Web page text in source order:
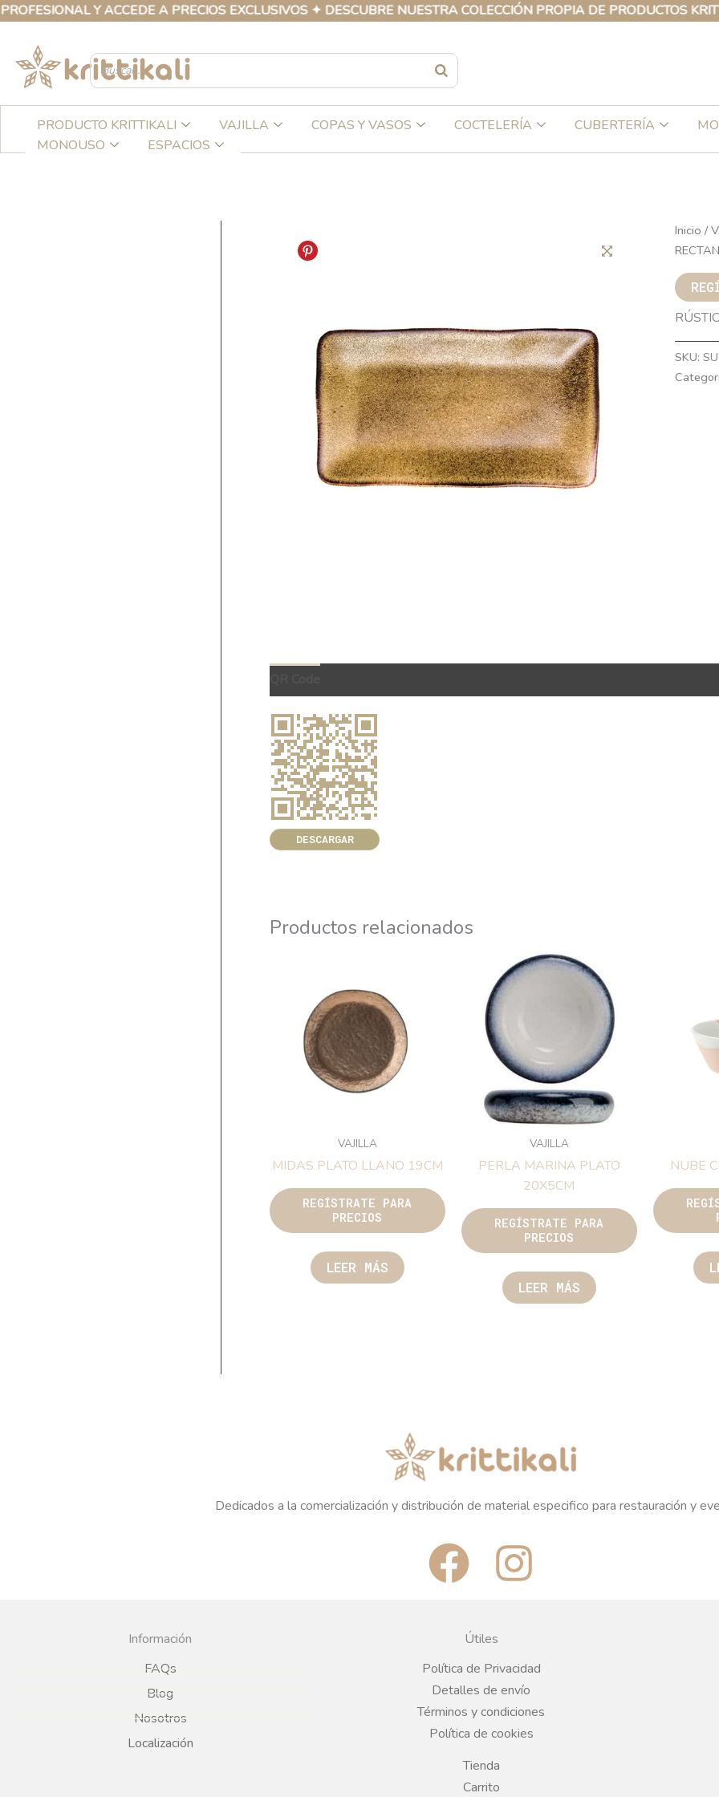
Y ACCEDE A PRECIOS EXCLUSIVOS ✦ DESCUBRE NUESTRA COLECCIÓN PROPIA DE PRODUCTOS KRITTIKALI
Ir
contenido
PRODUCTO KRITTIKALI VAJILLA COPAS Y VASOS COCTELERÍA CUBERTERÍA
MONOUSO
ESPACIOS
Inicio /
SKU:
DESCARGAR
Productos relacionados
VAJILLA
MIDAS PLATO LLANO 19CM
REGÍSTRATE PARA
PRECIOS
LEER MÁS
VAJILLA
PERLA MARINA PLATO
20X5CM
REGÍSTRATE PARA
PRECIOS
LEER MÁS
NUBE
Dedicados a la comercialización y distribución de material especifico para restauración y
F
a
c
e
b
o
I
n
t
a
Información
FAQs
Blog
Nosotros
Localización
Útiles
Política de Privacidad
Detalles de envío
Términos y condiciones
Política de cookies
Tienda
Carrito